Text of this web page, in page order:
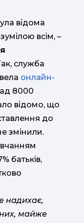
відома
всім, –
служба
онлайн-
8000
відомо, що
до
змінили.
батьків,
надихає,
майже